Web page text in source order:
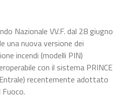
Nazionale VV.F. dal 28 giugno
una nuova versione dei
incendi (modelli PIN)
con il sistema PRINCE
recentemente adottato
Fuoco.